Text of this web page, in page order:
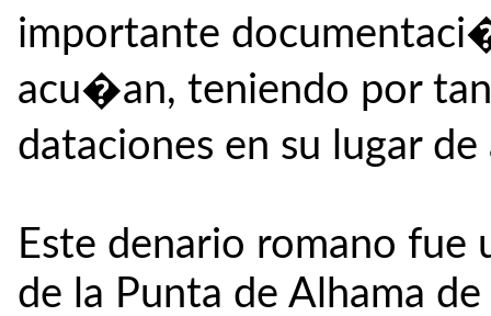
importante
acu�an, teniendo por
dataciones en su lugar
Este denario romano
de la Punta de Alhama